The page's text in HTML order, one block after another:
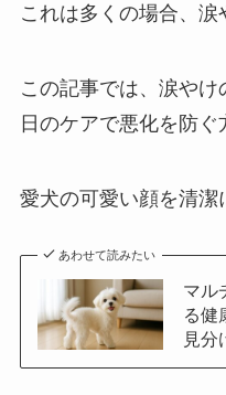
これは多くの場合、涙
この記事では、涙や
日のケアで悪化を防ぐ
愛犬の可愛い顔を清潔
あわせて読みたい
マル
る健
見分